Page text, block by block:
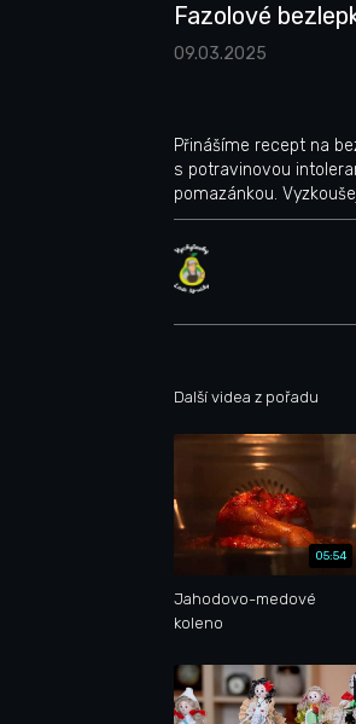
Fazolové
09.03.2025
Přinášíme recept na
s potravinovou
pomazánkou.
Další videa z pořadu
05:54
Jahodovo-medové
koleno